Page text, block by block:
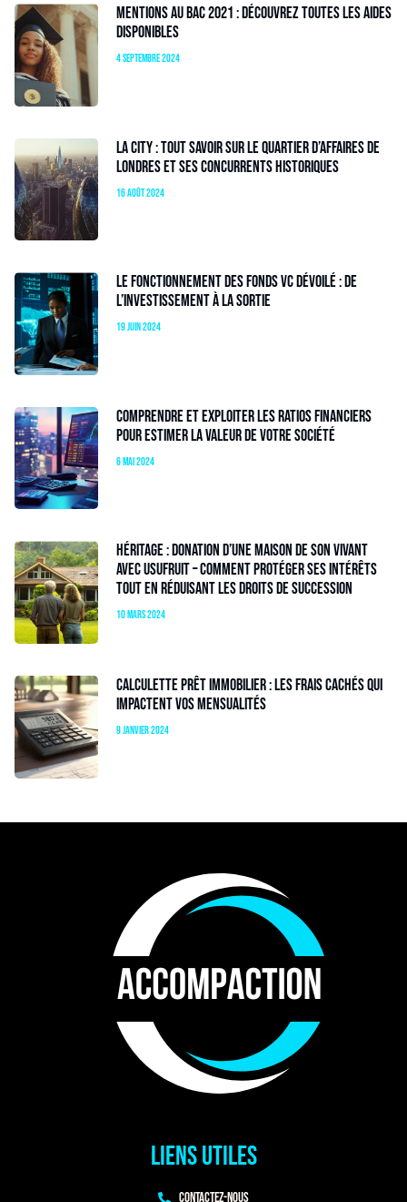
Mentions au bac 2021 : découvrez toutes les aides
disponibles
4 septembre 2024
La City : tout savoir sur le quartier d’affaires de
Londres et ses concurrents historiques
16 août 2024
Le fonctionnement des fonds VC dévoilé : de
l’investissement à la sortie
19 juin 2024
Comprendre et exploiter les ratios financiers
pour estimer la valeur de votre société
6 mai 2024
Héritage : donation d’une maison de son vivant
avec usufruit – Comment protéger ses intérêts
tout en réduisant les droits de succession
10 mars 2024
Calculette prêt immobilier : les frais cachés qui
impactent vos mensualités
9 janvier 2024
Liens utiles
Contactez-nous